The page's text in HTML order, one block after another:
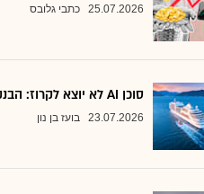
25.07.2026 כתבי גלובס
סוכן AI לא יוצא לקרוז: הבנק שמסמן את המניות שחסינות מפני המהפכה
23.07.2026 בועז בן נון